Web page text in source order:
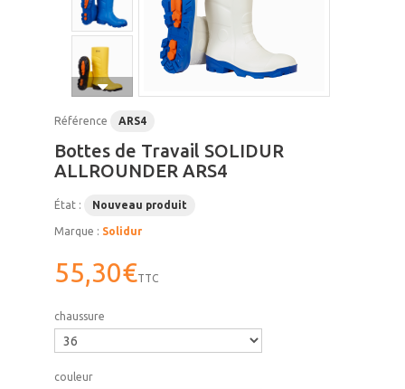
Référence ARS4
Bottes de Travail SOLIDUR
ALLROUNDER ARS4
État : Nouveau produit
Marque : Solidur
55,30€TTC
chaussure
couleur